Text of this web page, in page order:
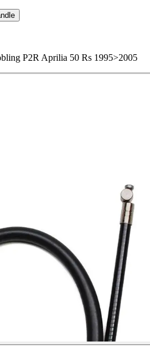
P2R Aprilia 50 Rs 1995>2005